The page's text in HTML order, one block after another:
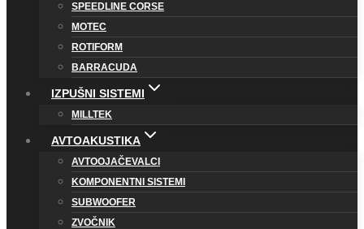
SPEEDLINE CORSE
MOTEC
ROTIFORM
BARRACUDA
IZPUŠNI SISTEMI
MILLTEK
AVTOAKUSTIKA
AVTOOJAČEVALCI
KOMPONENTNI SISTEMI
SUBWOOFER
ZVOČNIK